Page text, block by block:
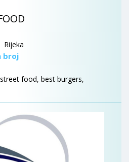
broj
food, best burgers,